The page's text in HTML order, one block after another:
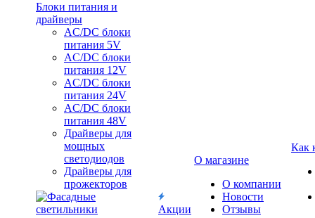
Блоки питания и
драйверы
AC/DC блоки
питания 5V
AC/DC блоки
питания 12V
AC/DC блоки
питания 24V
AC/DC блоки
питания 48V
Драйверы для
мощных
светодиодов
Драйверы для
прожекторов
Акции
О магазине
О компании
Новости
Отзывы
Как